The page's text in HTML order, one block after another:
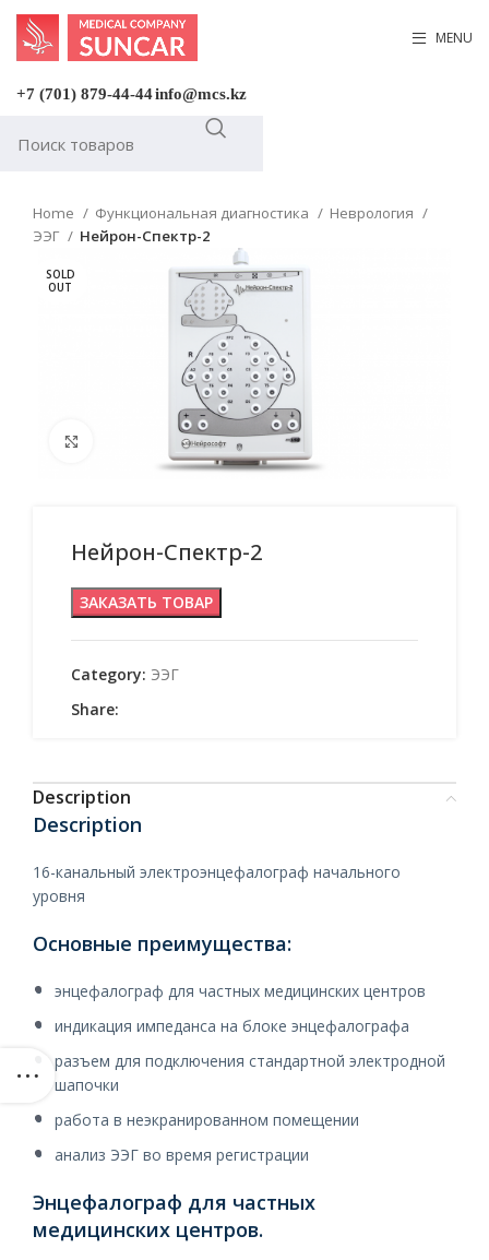
MENU
+7 (701) 879-44-44info@mcs.kz
Home Функциональная диагностика
Неврология
ЭЭГ
Нейрон-Спектр-2
SOLD
OUT
Click to enlarge
Нейрон-Спектр-2
ЗАКАЗАТЬ ТОВАР
Category: ЭЭГ
Share:
Description
Description
16-канальный электроэнцефалограф начального
уровня
Основные преимущества:
энцефалограф для частных медицинских центров
индикация импеданса на блоке энцефалографа
разъем для подключения стандартной электродной
шапочки
работа в неэкранированном помещении
анализ ЭЭГ во время регистрации
Энцефалограф для частных
медицинских центров.